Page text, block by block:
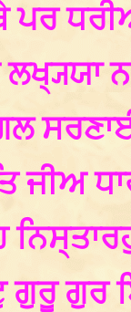
ਪਰ
ਜੀਅ
ਗੁਰੂ ਗੁਰ